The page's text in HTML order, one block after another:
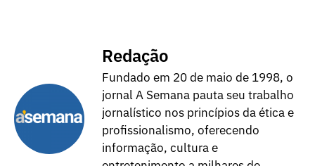
Redação
Fundado em 20 de maio de 1998, o
jornal A Semana pauta seu trabalho
jornalístico nos princípios da ética e
profissionalismo, oferecendo
informação, cultura e